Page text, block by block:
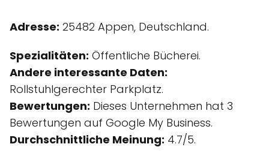
Adresse: 25482 Appen, Deutschland.
Spezialitäten: Öffentliche Bücherei.
Andere interessante Daten:
Rollstuhlgerechter Parkplatz.
Bewertungen: Dieses Unternehmen hat 3
Bewertungen auf Google My Business.
Durchschnittliche Meinung: 4.7/5.